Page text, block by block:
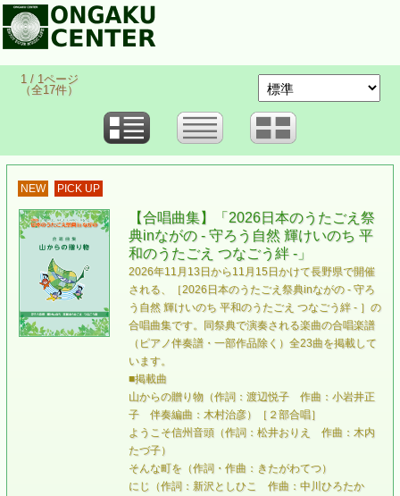
1 / 1ページ
（全17件）
NEW PICK UP
【合唱曲集】「2026日本のうたごえ祭
典inながの - 守ろう自然 輝けいのち 平
和のうたごえ つなごう絆 -」
2026年11月13日から11月15日かけて長野県で開催
される、［2026日本のうたごえ祭典inながの - 守ろ
う自然 輝けいのち 平和のうたごえ つなごう絆 - ］の
合唱曲集です。同祭典で演奏される楽曲の合唱楽譜
（ピアノ伴奏譜・一部作品除く）全23曲を掲載して
います。
■掲載曲
山からの贈り物（作詞：渡辺悦子 作曲：小岩井正
子 伴奏編曲：木村治彦）［２部合唱］
ようこそ信州音頭（作詞：松井おりえ 作曲：木内
たづ子）
そんな町を（作詞・作曲：きたがわてつ）
にじ（作詞：新沢としひこ 作曲：中川ひろたか